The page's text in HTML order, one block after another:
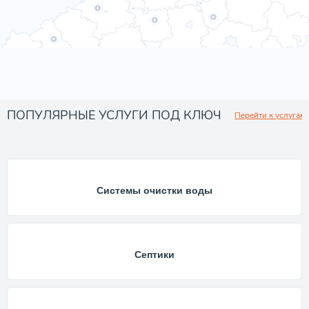
ПОПУЛЯРНЫЕ УСЛУГИ ПОД КЛЮЧ Перейти к услугам
Системы очистки воды
Септики